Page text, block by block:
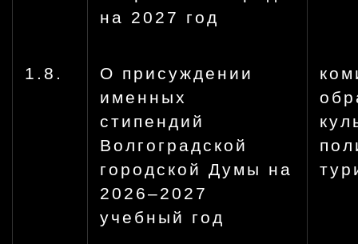
на 2027 год
1.8.
О присуждении
именных
стипендий
Волгоградской
городской Думы на
2026–2027
учебный год